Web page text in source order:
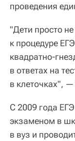
проведения
"Дети просто
к процедуре
квадратно-
в ответах на
в клеточках",
С 2009 года
экзаменом в
в вуз и